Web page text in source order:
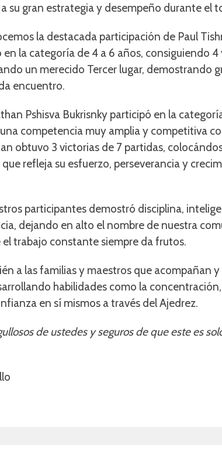
su gran estrategia y desempeño durante el
la destacada participación de Paul
la categoría de 4 a 6 años, consiguiendo 4
un merecido Tercer lugar, demostrando
encuentro.
Pshisva Bukrisnky participó en la
competencia muy amplia y competitiva
obtuvo 3 victorias de 7 partidas,
refleja su esfuerzo, perseverancia y
participantes demostró disciplina,
dejando en alto el nombre de nuestra
trabajo constante siempre da frutos.
a las familias y maestros que acompañan
habilidades como la
en sí mismos a través del Ajedrez.
de ustedes y seguros de que este es